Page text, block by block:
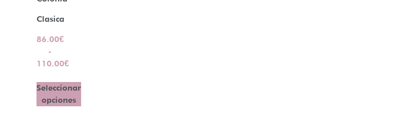
Clasica
86.00€
-
110.00€
Seleccionar
opciones